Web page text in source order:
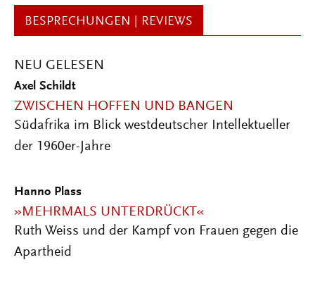
BESPRECHUNGEN | REVIEWS
NEU GELESEN
Axel Schildt
ZWISCHEN HOFFEN UND BANGEN
Südafrika im Blick westdeutscher Intellektueller
der 1960er-Jahre
Hanno Plass
»MEHRMALS UNTERDRÜCKT«
Ruth Weiss und der Kampf von Frauen gegen die
Apartheid